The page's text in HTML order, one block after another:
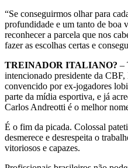
“Se conseguirmos olhar para
profundidade e um tanto de boa
reconhecer a parcela que nos
fazer as escolhas certas e
TREINADOR ITALIANO? –
intencionado presidente da
convencido por ex-jogadores
parte da mídia esportiva, e já
Carlos Andreotti é o melhor
É o fim da picada. Colossal
desmerece e desrespeita o
vitoriosos e capazes.